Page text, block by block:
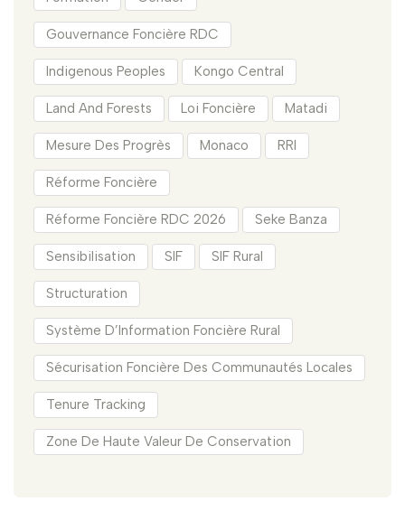
Gouvernance Foncière RDC
Indigenous Peoples Kongo Central
Land And Forests Loi Foncière Matadi
Mesure Des Progrès Monaco RRI
Réforme Foncière
Réforme Foncière RDC 2026 Seke Banza
Sensibilisation SIF SIF Rural
Structuration
Système D’Information Foncière Rural
Sécurisation Foncière Des Communautés Locales
Tenure Tracking
Zone De Haute Valeur De Conservation